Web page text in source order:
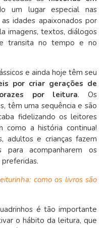
um lugar especial nas
idades apaixonados por
imagens, textos, diálogos
transita no tempo e no
e ainda hoje têm seu
por criar gerações de
por leitura. Os
têm uma sequência e são
fidelizando os leitores
como a história continua!
adultos e crianças fazem
acompanharem os
como os livros são
é tão importante
o hábito da leitura, que